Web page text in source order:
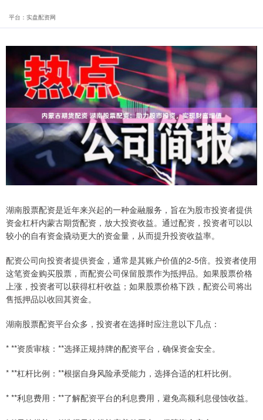
平台：实盘配资网
湖南股票配资是近年来兴起的一种金融服务，旨在为股市投资者提供
资金杠杆内蒙古期货配资，放大投资收益。通过配资，投资者可以以
较小的自有资金撬动更大的资金量，从而提升投资收益率。
配资公司向投资者提供资金，通常是其账户价值的2-5倍。投资者使用
这笔资金购买股票，而配资公司保留股票作为抵押品。如果股票价格
上涨，投资者可以获得杠杆收益；如果股票价格下跌，配资公司将出
售抵押品以收回其资金。
湖南股票配资平台众多，投资者在选择时应注意以下几点：
* **资质审核：**选择正规持牌的配资平台，确保资金安全。
* **杠杆比例：**根据自身风险承受能力，选择合适的杠杆比例。
* **利息费用：**了解配资平台的利息费用，避免高额利息侵蚀收益。